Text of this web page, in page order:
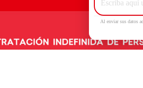
Al enviar sus datos